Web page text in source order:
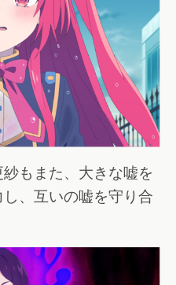
もまた、大きな嘘を
、互いの嘘を守り合